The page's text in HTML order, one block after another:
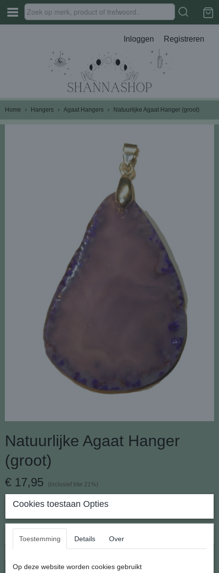
Inloggen Registreren
Home › Hangers › Agaat Hangers › Natuurlijke Agaat Hanger (groot)
Natuurlijke Agaat Hanger
(groot)
€ 17,95 (inclusief btw 21%)
Op voorraad
Aantal
In winkelwagen
Cookies toestaan Opties
Toestemming Details Over
Op deze website worden cookies gebruikt